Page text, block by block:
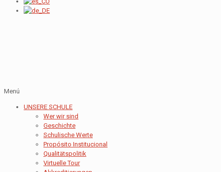
Menú
UNSERE SCHULE
Wer wir sind
Geschichte
Schulische Werte
Propósito Institucional
Qualitätspolitik
Virtuelle Tour